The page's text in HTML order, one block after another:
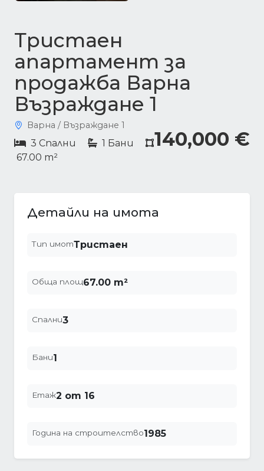
Тристаен
апартамент за
продажба Варна
Възраждане 1
140,000 €
Варна / Възраждане 1
3 Спални
1 Бани
67.00 m²
Детайли на имота
Тип имотТристаен
Обща площ67.00 m²
Спални3
Бани1
Етаж2 от 16
Година на строителство1985